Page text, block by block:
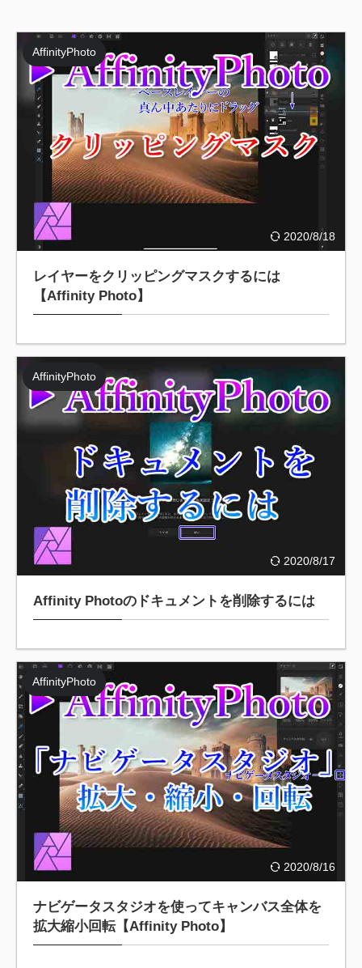
2020/8/18
AffinityPhoto
レイヤーをクリッピングマスクするには
【Affinity Photo】
2020/8/17
AffinityPhoto
Affinity Photoのドキュメントを削除するには
2020/8/16
AffinityPhoto
ナビゲータスタジオを使ってキャンバス全体を
拡大縮小回転【Affinity Photo】